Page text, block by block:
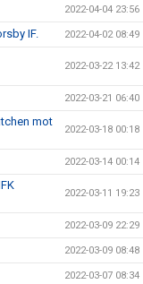
2022-04-04 23:56
IF. 2022-04-02 08:49
2022-03-22 13:42
2022-03-21 06:40
mot
2022-03-18 00:18
2022-03-14 00:14
2022-03-11 19:23
2022-03-09 22:29
2022-03-09 08:48
2022-03-07 08:34